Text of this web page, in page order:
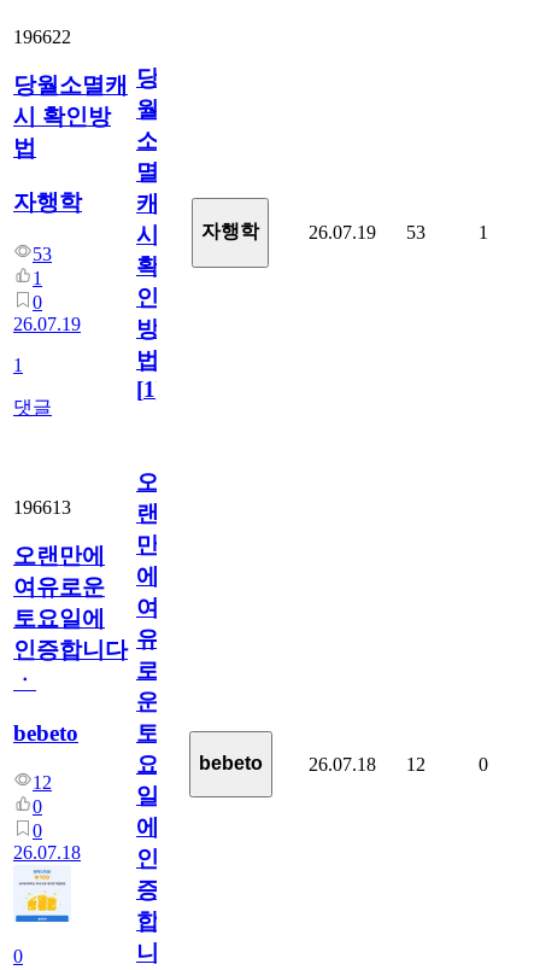
196622
당월소멸캐
시 확인방
법
자행학
53
1
0
26.07.19
1
댓글
당
월
소
멸
캐
시
확
인
방
법
[1]
자행학 26.07.19 53 1
196613
오랜만에
여유로운
토요일에
인증합니다
ㆍ
bebeto
12
0
0
26.07.18
0
오
랜
만
에
여
유
로
운
토
요
일
에
인
증
합
니
bebeto 26.07.18 12 0